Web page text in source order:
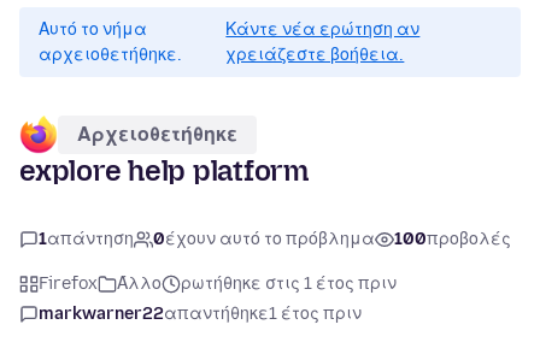
Αυτό το νήμα
αρχειοθετήθηκε.
Κάντε νέα ερώτηση αν
χρειάζεστε βοήθεια.
Αρχειοθετήθηκε
explore help platform
1απάντηση 0έχουν αυτό το πρόβλημα 100προβολές
Firefox Άλλο
ρωτήθηκε στις 1 έτος πριν
markwarner22απαντήθηκε1 έτος πριν